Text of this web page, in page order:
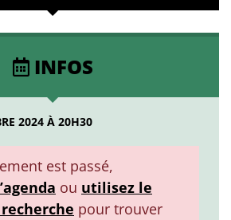
INFOS
2024 À 20H30
est passé,
ou utilisez le
pour trouver